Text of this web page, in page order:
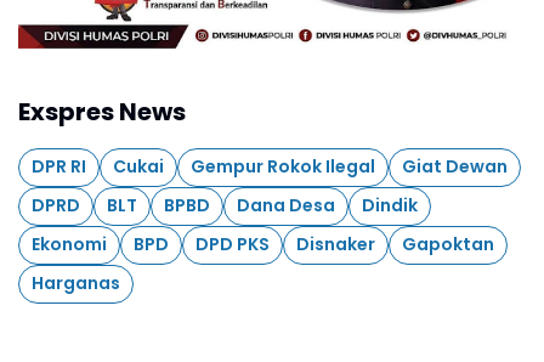
Exspres News
DPR RI Cukai Gempur Rokok Ilegal
Giat Dewan
DPRD
BLT BPBD Dana Desa
Dindik
Ekonomi
BPD DPD PKS Disnaker
Gapoktan
Harganas